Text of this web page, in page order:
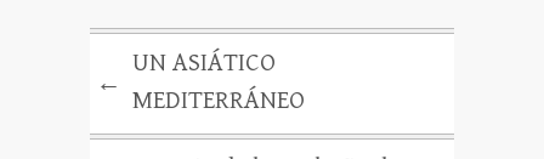
←
UN ASIÁTICO
MEDITERRÁNEO